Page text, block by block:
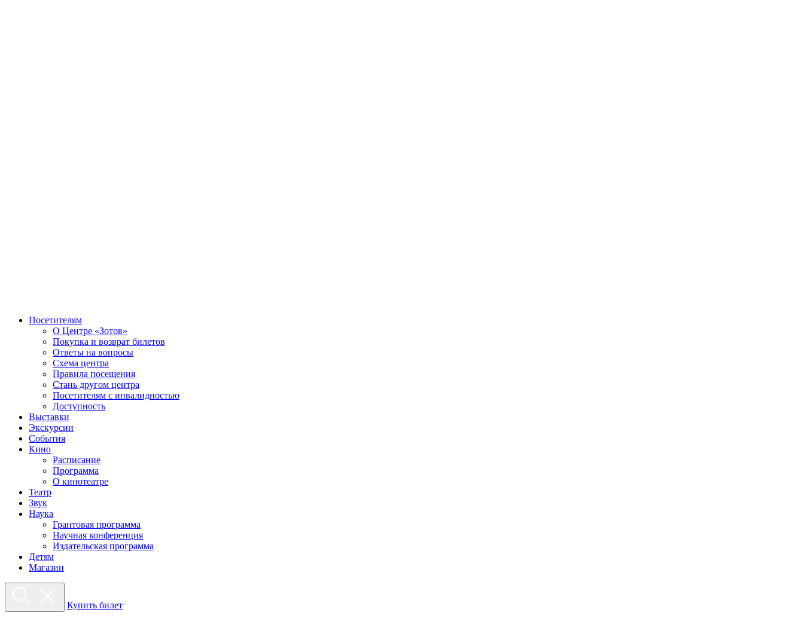
Посетителям
О Центре «Зотов»
Покупка и возврат билетов
Ответы на вопросы
Схема центра
Правила посещения
Стань другом центра
Посетителям с инвалидностью
Доступность
Выставки
Экскурсии
События
Кино
Расписание
Программа
О кинотеатре
Театр
Звук
Наука
Грантовая программа
Научная конференция
Издательская программа
Детям
Магазин
Купить билет